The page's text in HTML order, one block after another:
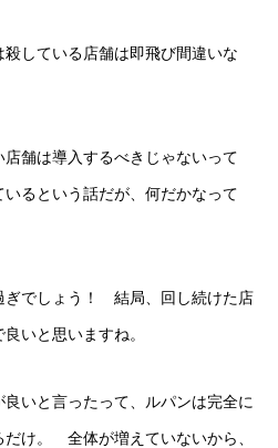
している店舗は即飛び間違いな
舗は導入するべきじゃないって
るという話だが、何だかなって
ぎでしょう！ 結局、回し続けた店
いと思いますね。
良いと言ったって、ルパンは完全に
け。 全体が増えていないから、